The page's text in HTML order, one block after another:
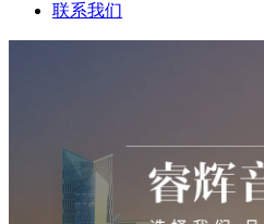
联系我们